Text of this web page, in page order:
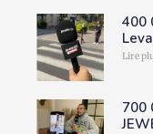
400
Lire
700